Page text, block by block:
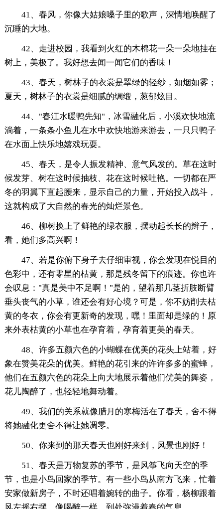
41、春风，你像大姑娘嗓子里的歌声，深情地唤醒了
沉睡的大地。
42、走进校园，我看到火红的木棉花一朵一朵地挂在
树上，美极了。我好想去闻一闻它们的香味！
43、春天，树林子的衣裳是翠绿的轻纱，如烟如雾；
夏天，树林子的衣裳是细腻的绸缎，葱郁炫目。
44、"春江水暖鸭先知"，冰雪融化后，小溪欢快地流
淌着，一条条小鱼儿在水中欢快地游来游去，一只只鸭子
在水面上快乐地嬉戏玩耍。
45、春天，是令人振发精神、意气风发的。草在这时
候发芽、树在这时候抽枝、花在这时候吐艳。一切都在严
冬的羽翼下直起腰来，显示自己的力量，开始投入战斗，
这就构成了大自然的春光的灿烂景色。
46、柳树换上了鲜艳的绿衣服，摆动起长长的辫子，
看，她们多高兴啊！
47、若是你俯下身子去仔细审视，你会发现在悦目的
色彩中，还有零星的枯黄，那是残冬留下的痕迹。你也许
会叹息："真是美中不足啊！"是的，望着那几茎折肢断臂
垂头丧气的小草，谁还会有好心境？可是，你不妨削去枯
黄的冬衣，你会有更新奇的发现，嘿！里面却是绿的！原
来外表枯黄的小草也在孕育着，孕育着更美的春天。
48、许多五颜六色的小蝴蝶在优美的花头上站着，好
象在赞美花朵的优美。鲜艳的花引来的许许多多的蜜蜂，
他们在五颜六色的花朵上向大地展示着他们优美的舞姿，
花儿陶醉了，也轻轻地舞动着。
49、我们的关系就像腊月的寒梅活在了春天，舍不得
将她融化更舍不得让她凋零。
50、你来到的那天春天也刚好来到，风景也刚好！
51、春天是万物复苏的季节，是风筝飞向天空的季
节，也是小鸟回家的季节。有一些小鸟从南方飞来，忙着
安家做新房子，不时还唱着婉转的曲子。你看，杨柳跟着